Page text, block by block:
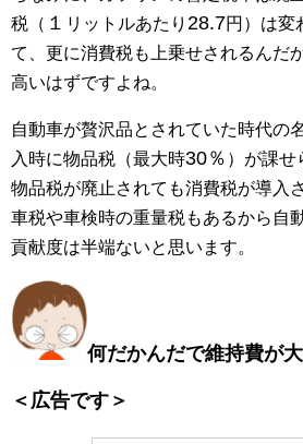
税（ １ リットルあたり 28.7円）は変
て、更に消費税も上乗せされるんだ
高いはずですよね。
自動車が贅沢品とされていた時代の
入時に物品税（最大時30％ ）が課せ
物品税が廃止されても消費税が導入
車税や車検時の重量税もあるから自
貢献度は半端ないと思います。
何だかんだで維持費が大
＜広告です＞